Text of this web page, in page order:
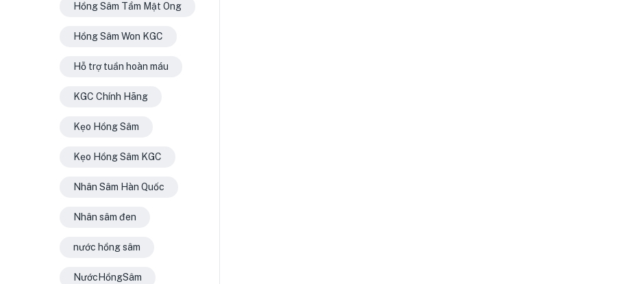
Hồng Sâm Tẩm Mật Ong
Hồng Sâm Won KGC
Hỗ trợ tuần hoàn máu
KGC Chính Hãng
Kẹo Hồng Sâm
Kẹo Hồng Sâm KGC
Nhân Sâm Hàn Quốc
Nhân sâm đen
nước hồng sâm
NướcHồngSâm